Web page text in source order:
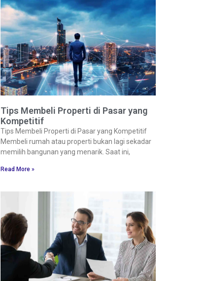
Tips Membeli Properti di Pasar yang
Kompetitif
Tips Membeli Properti di Pasar yang Kompetitif
Membeli rumah atau properti bukan lagi sekadar
memilih bangunan yang menarik. Saat ini,
Read More »